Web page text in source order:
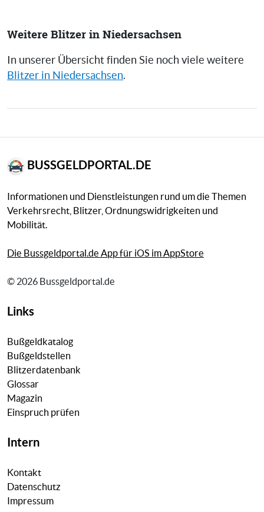
Weitere Blitzer in Niedersachsen
In unserer Übersicht finden Sie noch viele weitere
Blitzer in Niedersachsen.
BUSSGELDPORTAL.DE
Informationen und Dienstleistungen rund um die Themen
Verkehrsrecht, Blitzer, Ordnungswidrigkeiten und
Mobilität.
Die Bussgeldportal.de App für iOS im AppStore
© 2026 Bussgeldportal.de
Links
Bußgeldkatalog
Bußgeldstellen
Blitzerdatenbank
Glossar
Magazin
Einspruch prüfen
Intern
Kontakt
Datenschutz
Impressum